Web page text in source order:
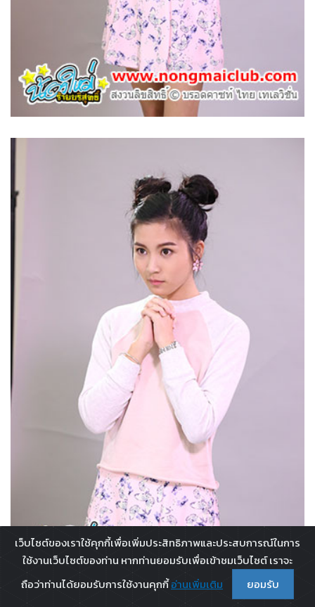
เว็บไซต์ของเราใช้คุกกี้เพื่อเพิ่มประสิทธิภาพและประสบการณ์ในการ
ใช้งานเว็บไซต์ของท่าน หากท่านยอมรับเพื่อเข้าชมเว็บไซต์ เราจะ
ถือว่าท่านได้ยอมรับการใช้งานคุกกี้อ่านเพิ่มเติม ยอมรับ